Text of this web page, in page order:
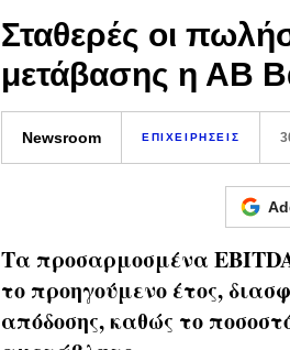
Σταθερές οι
μετάβασης η ΑΒ
Newsroom ΕΠΙΧΕΙΡΗΣΕΙΣ
Τα προσαρμοσμένα
το προηγούμενο έτος,
απόδοσης, καθώς το